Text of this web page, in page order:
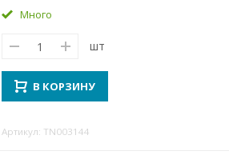
Много
шт
В КОРЗИНУ
Артикул: TN003144